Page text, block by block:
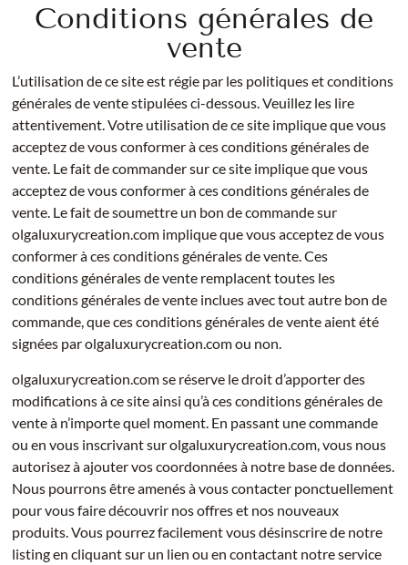
Conditions générales de
vente
L’utilisation de ce site est régie par les politiques et conditions
générales de vente stipulées ci-dessous. Veuillez les lire
attentivement. Votre utilisation de ce site implique que vous
acceptez de vous conformer à ces conditions générales de
vente. Le fait de commander sur ce site implique que vous
acceptez de vous conformer à ces conditions générales de
vente. Le fait de soumettre un bon de commande sur
olgaluxurycreation.com implique que vous acceptez de vous
conformer à ces conditions générales de vente. Ces
conditions générales de vente remplacent toutes les
conditions générales de vente inclues avec tout autre bon de
commande, que ces conditions générales de vente aient été
signées par olgaluxurycreation.com ou non.
olgaluxurycreation.com se réserve le droit d’apporter des
modifications à ce site ainsi qu’à ces conditions générales de
vente à n’importe quel moment. En passant une commande
ou en vous inscrivant sur olgaluxurycreation.com, vous nous
autorisez à ajouter vos coordonnées à notre base de données.
Nous pourrons être amenés à vous contacter ponctuellement
pour vous faire découvrir nos offres et nos nouveaux
produits. Vous pourrez facilement vous désinscrire de notre
listing en cliquant sur un lien ou en contactant notre service